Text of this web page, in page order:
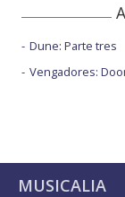
Dune: Parte tres
Vengadores:
MUSICALIA